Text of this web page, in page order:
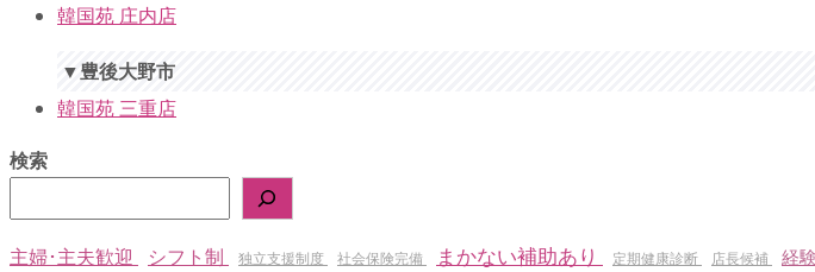
韓国苑 庄内店
▼豊後大野市
韓国苑 三重店
検索
主婦･主夫歓迎 シフト制 独立支援制度 社会保険完備 まかない補助あり 定期健康診断 店長候補 経